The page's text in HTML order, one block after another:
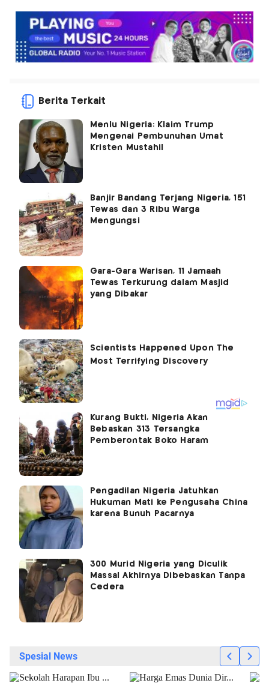
Berita Terkait
Menlu Nigeria: Klaim Trump
Mengenai Pembunuhan Umat
Kristen Mustahil
Banjir Bandang Terjang Nigeria, 151
Tewas dan 3 Ribu Warga
Mengungsi
Gara-Gara Warisan, 11 Jamaah
Tewas Terkurung dalam Masjid
yang Dibakar
Kurang Bukti, Nigeria Akan
Bebaskan 313 Tersangka
Pemberontak Boko Haram
Pengadilan Nigeria Jatuhkan
Hukuman Mati ke Pengusaha China
karena Bunuh Pacarnya
300 Murid Nigeria yang Diculik
Massal Akhirnya Dibebaskan Tanpa
Cedera